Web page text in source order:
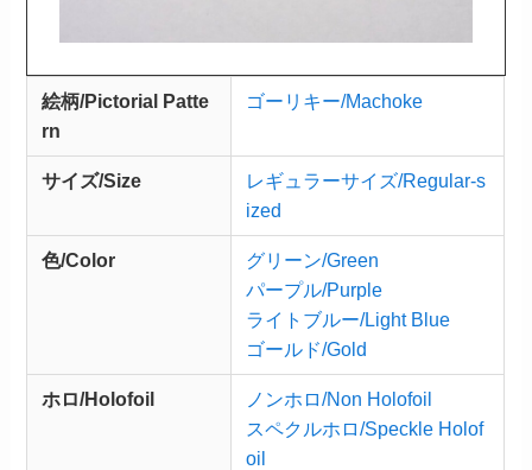
絵柄/Pictorial Patte
rn
ゴーリキー/Machoke
サイズ/Size
レギュラーサイズ/Regular-s
ized
色/Color
グリーン/Green
パープル/Purple
ライトブルー/Light Blue
ゴールド/Gold
ホロ/Holofoil
ノンホロ/Non Holofoil
スペクルホロ/Speckle Holof
oil